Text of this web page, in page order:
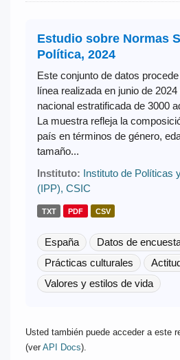
Estudio sobre Normas
Política, 2024
Este conjunto de datos
línea realizada en junio de
nacional estratificada de 3000
La muestra refleja la
país en términos de género,
tamaño...
Instituto: Instituto de Políticas
(IPP), CSIC
TXT PDF CSV
España
Datos de
Prácticas culturales
Valores y estilos de vida
Usted también puede acceder a este
(ver API Docs).